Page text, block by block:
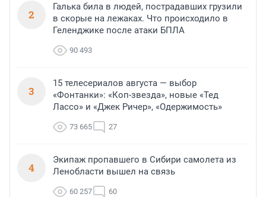
2
Галька била в людей, пострадавших грузили
в скорые на лежаках. Что происходило в
Геленджике после атаки БПЛА
90 493
3
15 телесериалов августа — выбор
«Фонтанки»: «Коп-звезда», новые «Тед
Лассо» и «Джек Ричер», «Одержимость»
73 665 27
4
Экипаж пропавшего в Сибири самолета из
Ленобласти вышел на связь
60 257 60